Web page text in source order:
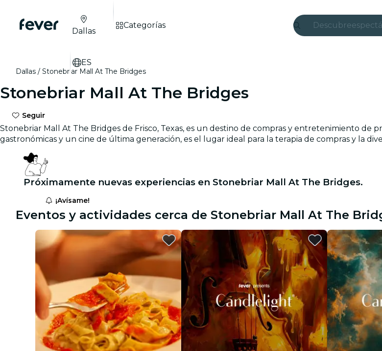
Descubre
São
cine
Dallas
ES
Categorías
Dallas Stonebriar Mall At The Bridges
Stonebriar Mall At The Bridges
Seguir
Stonebriar Mall At The Bridges de Frisco, Texas, es un destino de compras y entretenimiento de
gastronómicas y un cine de última generación, es el lugar ideal para la terapia de compras y la
Próximamente nuevas experiencias en Stonebriar Mall At The Bridges.
¡Avísame!
Eventos y actividades cerca de Stonebriar Mall At The